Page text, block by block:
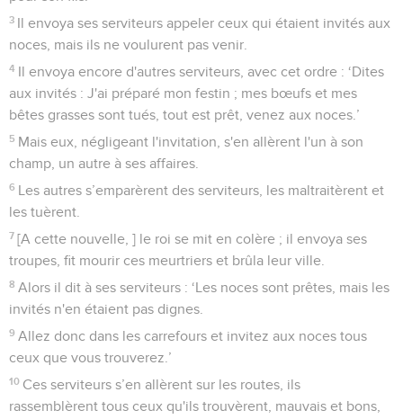
3 Il envoya ses serviteurs appeler ceux qui étaient invités aux
noces, mais ils ne voulurent pas venir.
4 Il envoya encore d'autres serviteurs, avec cet ordre : ‘Dites
aux invités : J'ai préparé mon festin ; mes bœufs et mes
bêtes grasses sont tués, tout est prêt, venez aux noces.’
5 Mais eux, négligeant l'invitation, s'en allèrent l'un à son
champ, un autre à ses affaires.
6 Les autres s’emparèrent des serviteurs, les maltraitèrent et
les tuèrent.
7 [A cette nouvelle, ] le roi se mit en colère ; il envoya ses
troupes, fit mourir ces meurtriers et brûla leur ville.
8 Alors il dit à ses serviteurs : ‘Les noces sont prêtes, mais les
invités n'en étaient pas dignes.
9 Allez donc dans les carrefours et invitez aux noces tous
ceux que vous trouverez.’
10 Ces serviteurs s’en allèrent sur les routes, ils
rassemblèrent tous ceux qu'ils trouvèrent, mauvais et bons,